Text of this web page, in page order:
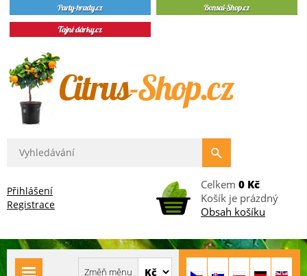
Přihlášení
Registrace
Celkem 0 Kč
Košík je prázdný
Obsah košíku